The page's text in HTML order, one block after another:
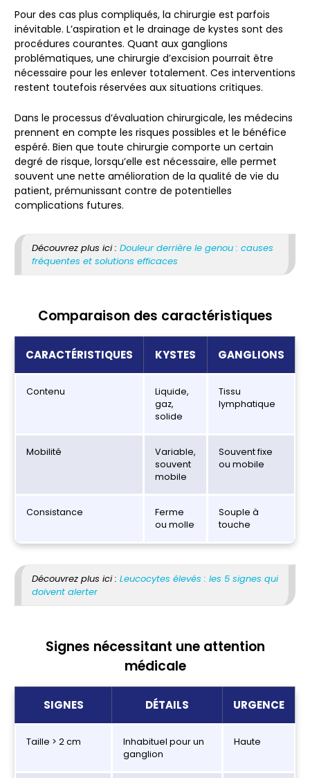
Pour des cas plus compliqués, la chirurgie est parfois
inévitable. L’aspiration et le drainage de kystes sont des
procédures courantes. Quant aux ganglions
problématiques, une chirurgie d’excision pourrait être
nécessaire pour les enlever totalement. Ces interventions
restent toutefois réservées aux situations critiques.
Dans le processus d’évaluation chirurgicale, les médecins
prennent en compte les risques possibles et le bénéfice
espéré. Bien que toute chirurgie comporte un certain
degré de risque, lorsqu’elle est nécessaire, elle permet
souvent une nette amélioration de la qualité de vie du
patient, prémunissant contre de potentielles
complications futures.
Découvrez plus ici : Douleur derrière le genou : causes
fréquentes et solutions efficaces
Comparaison des caractéristiques
CARACTÉRISTIQUES KYSTES GANGLIONS
Contenu
Liquide,
gaz,
solide
Tissu
lymphatique
Mobilité
Variable,
souvent
mobile
Souvent fixe
ou mobile
Consistance
Ferme
ou molle
Souple à
touche
Découvrez plus ici : Leucocytes élevés : les 5 signes qui
doivent alerter
Signes nécessitant une attention
médicale
SIGNES DÉTAILS URGENCE
Taille > 2 cm
Inhabituel pour un
ganglion
Haute